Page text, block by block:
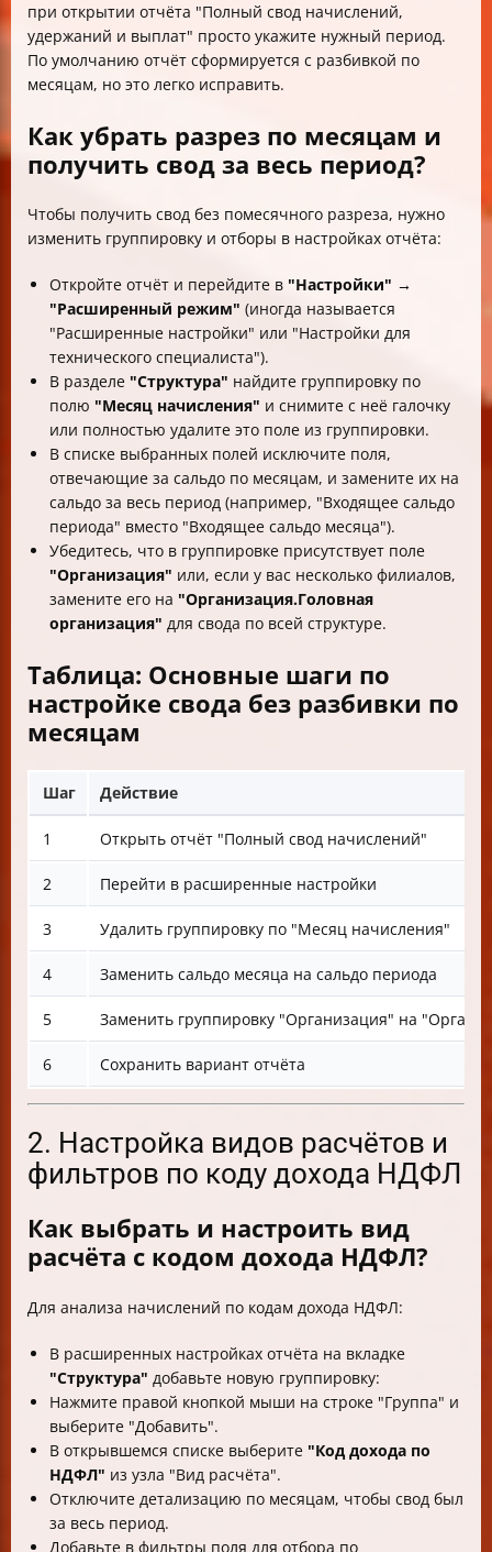
при открытии отчёта "Полный свод начислений,
удержаний и выплат" просто укажите нужный период.
По умолчанию отчёт сформируется с разбивкой по
месяцам, но это легко исправить.
Как убрать разрез по месяцам и
получить свод за весь период?
Чтобы получить свод без помесячного разреза, нужно
изменить группировку и отборы в настройках отчёта:
Откройте отчёт и перейдите в "Настройки" →
"Расширенный режим" (иногда называется
"Расширенные настройки" или "Настройки для
технического специалиста").
В разделе "Структура" найдите группировку по
полю "Месяц начисления" и снимите с неё галочку
или полностью удалите это поле из группировки.
В списке выбранных полей исключите поля,
отвечающие за сальдо по месяцам, и замените их на
сальдо за весь период (например, "Входящее сальдо
периода" вместо "Входящее сальдо месяца").
Убедитесь, что в группировке присутствует поле
"Организация" или, если у вас несколько филиалов,
замените его на "Организация.Головная
организация" для свода по всей структуре.
Таблица: Основные шаги по
настройке свода без разбивки по
месяцам
Шаг Действие
1 Открыть отчёт "Полный свод начислений"
2 Перейти в расширенные настройки
3 Удалить группировку по "Месяц начисления"
4 Заменить сальдо месяца на сальдо периода
5 Заменить группировку "Организация" на
6 Сохранить вариант отчёта
2. Настройка видов расчётов и
фильтров по коду дохода НДФЛ
Как выбрать и настроить вид
расчёта с кодом дохода НДФЛ?
Для анализа начислений по кодам дохода НДФЛ:
В расширенных настройках отчёта на вкладке
"Структура" добавьте новую группировку:
Нажмите правой кнопкой мыши на строке "Группа" и
выберите "Добавить".
В открывшемся списке выберите "Код дохода по
НДФЛ" из узла "Вид расчёта".
Отключите детализацию по месяцам, чтобы свод был
за весь период.
Добавьте в фильтры поля для отбора по